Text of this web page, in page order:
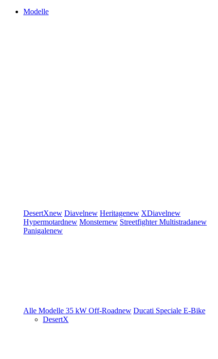
Modelle
DesertXnew Diavelnew Heritagenew XDiavelnew
Hypermotardnew Monsternew StreetfighterMultistradanew
Panigalenew
Alle Modelle 35 kW Off-Roadnew Ducati Speciale E-Bike
DesertX